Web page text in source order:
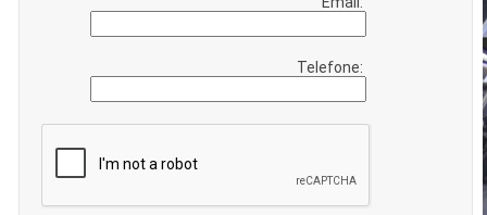
Telefone: